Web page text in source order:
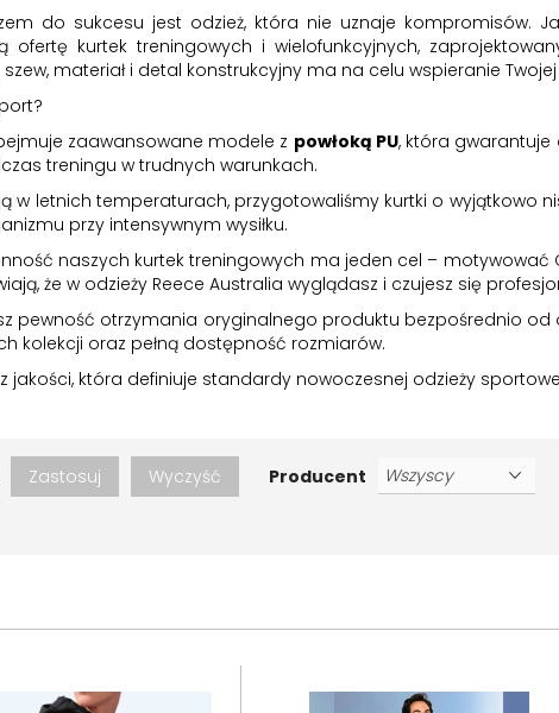
do sukcesu jest odzież, która nie uznaje kompromisów.
ofertę kurtek treningowych i wielofunkcyjnych,
szew, materiał i detal konstrukcyjny ma na celu wspieranie
zaawansowane modele z powłoką PU, która
treningu w trudnych warunkach.
w letnich temperaturach, przygotowaliśmy kurtki o wyjątkowo
przy intensywnym wysiłku.
naszych kurtek treningowych ma jeden cel – motywować
że w odzieży Reece Australia wyglądasz i czujesz się
pewność otrzymania oryginalnego produktu bezpośrednio od
kolekcji oraz pełną dostępność rozmiarów.
jakości, która definiuje standardy nowoczesnej odzieży
Zastosuj Wyczyść Producent